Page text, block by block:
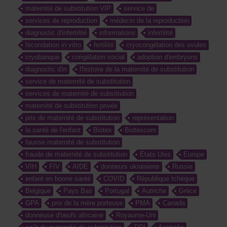
maternité de substitution VIP
service de
services de reproduction
médecin de la reproduction
diagnostic d'infertilité
informations
infertilité
fécondation in vitro
fertilité
cryocongélation des ovules
cryobanque
congélation social
adoption d'embryons
diagnostic d'in
l'histoire de la maternité de substitution
service de maternité de substitution
services de maternité de substitution
maternité de substitution privée
prix de maternité de substitution
représentation
la santé de l'enfant
Biotex
Biotexcom
fausse maternité de substitution
fraude de maternité de substitution
États Unis
Europe
VIH
FIV AIDE donneurs ukrainiens
Russie
enfant en bonne santé
COVID
République tchèque
Belgique
Pays Bas Portugal Autriche
Grèce
GPA
prix de la mère porteuse PMA
Canada
donneuse d'oeufs africaine
Royaume-Uni